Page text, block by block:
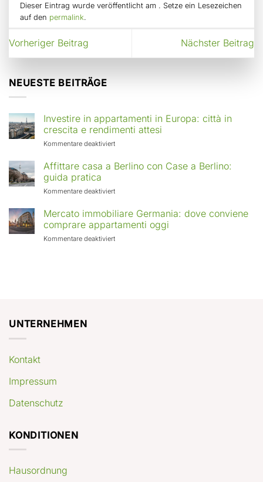
Dieser Eintrag wurde veröffentlicht am . Setze ein Lesezeichen
auf den permalink.
Vorheriger Beitrag Nächster Beitrag
NEUESTE BEITRÄGE
Investire in appartamenti in Europa: città in
crescita e rendimenti attesi
Kommentare deaktiviertfür
in
Europa:
in
crescita
rendimenti
Affittare casa a Berlino con Case a Berlino:
guida pratica
Kommentare deaktiviertfür
casa
a
Berlino
con
Mercato immobiliare Germania: dove conviene
comprare appartamenti oggi
Kommentare deaktiviertfür
UNTERNEHMEN
Kontakt
Impressum
Datenschutz
KONDITIONEN
Hausordnung